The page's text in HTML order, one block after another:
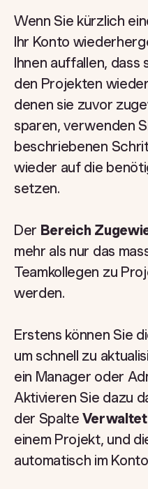
Wenn Sie kürzlich
Ihr Konto
Ihnen auffallen,
den Projekten
denen sie zuvor
sparen, verwenden
beschriebenen
wieder auf die
setzen.
Der Bereich
mehr als nur das
Teamkollegen zu
werden.
Erstens können Sie
um schnell zu
ein Manager oder
Aktivieren Sie dazu
der Spalte
einem Projekt, und
automatisch im